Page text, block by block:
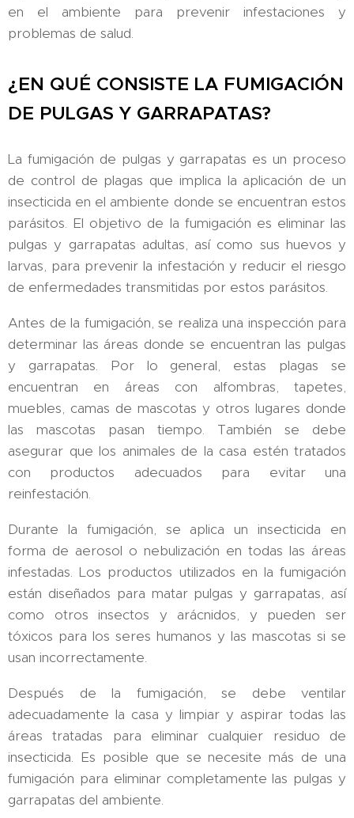
en el ambiente para prevenir infestaciones y
problemas de salud.
¿EN QUÉ CONSISTE LA FUMIGACIÓN
DE PULGAS Y GARRAPATAS?
La fumigación de pulgas y garrapatas es un proceso
de control de plagas que implica la aplicación de un
insecticida en el ambiente donde se encuentran estos
parásitos. El objetivo de la fumigación es eliminar las
pulgas y garrapatas adultas, así como sus huevos y
larvas, para prevenir la infestación y reducir el riesgo
de enfermedades transmitidas por estos parásitos.
Antes de la fumigación, se realiza una inspección para
determinar las áreas donde se encuentran las pulgas
y garrapatas. Por lo general, estas plagas se
encuentran en áreas con alfombras, tapetes,
muebles, camas de mascotas y otros lugares donde
las mascotas pasan tiempo. También se debe
asegurar que los animales de la casa estén tratados
con productos adecuados para evitar una
reinfestación.
Durante la fumigación, se aplica un insecticida en
forma de aerosol o nebulización en todas las áreas
infestadas. Los productos utilizados en la fumigación
están diseñados para matar pulgas y garrapatas, así
como otros insectos y arácnidos, y pueden ser
tóxicos para los seres humanos y las mascotas si se
usan incorrectamente.
Después de la fumigación, se debe ventilar
adecuadamente la casa y limpiar y aspirar todas las
áreas tratadas para eliminar cualquier residuo de
insecticida. Es posible que se necesite más de una
fumigación para eliminar completamente las pulgas y
garrapatas del ambiente.